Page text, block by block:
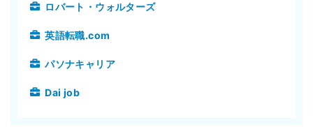
ロバート・ウォルターズ
英語転職.com
パソナキャリア
Dai job